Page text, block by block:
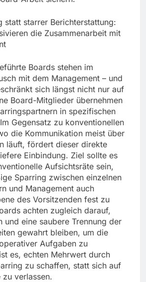
statt starrer Berichterstattung:
die Zusammenarbeit mit
Boards stehen im
mit dem Management – und
sich längst nicht nur auf
Board-Mitglieder übernehmen
in spezifischen
Gegensatz zu konventionellen
die Kommunikation meist über
läuft, fördert dieser direkte
Einbindung. Ziel sollte es
Aufsichtsräte sein,
Sparring zwischen einzelnen
und Management auch
des Vorsitzenden fest zu
achten zugleich darauf,
und eine saubere Trennung der
gewahrt bleiben, um die
Aufgaben zu
es, echten Mehrwert durch
zu schaffen, statt sich auf
verlassen.